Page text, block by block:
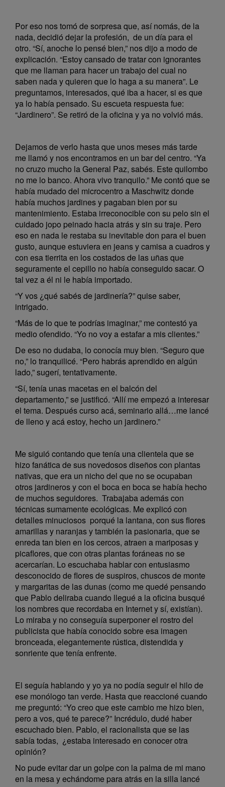
Por eso nos tomó de sorpresa que, así nomás, de la
nada, decidió dejar la profesión, de un día para el
otro. “Sí, anoche lo pensé bien,” nos dijo a modo de
explicación. “Estoy cansado de tratar con ignorantes
que me llaman para hacer un trabajo del cual no
saben nada y quieren que lo haga a su manera”. Le
preguntamos, interesados, qué iba a hacer, si es que
ya lo había pensado. Su escueta respuesta fue:
“Jardinero”. Se retiró de la oficina y ya no volvió más.
Dejamos de verlo hasta que unos meses más tarde
me llamó y nos encontramos en un bar del centro. “Ya
no cruzo mucho la General Paz, sabés. Este quilombo
no me lo banco. Ahora vivo tranquilo.” Me contó que se
había mudado del microcentro a Maschwitz donde
había muchos jardines y pagaban bien por su
mantenimiento. Estaba irreconocible con su pelo sin el
cuidado jopo peinado hacia atrás y sin su traje. Pero
eso en nada le restaba su inevitable don para el buen
gusto, aunque estuviera en jeans y camisa a cuadros y
con esa tierrita en los costados de las uñas que
seguramente el cepillo no había conseguido sacar. O
tal vez a él ni le había importado.
“Y vos ¿qué sabés de jardinería?” quise saber,
intrigado.
“Más de lo que te podrías imaginar,” me contestó ya
medio ofendido. “Yo no voy a estafar a mis clientes.”
De eso no dudaba, lo conocía muy bien. “Seguro que
no,” lo tranquilicé. “Pero habrás aprendido en algún
lado,” sugerí, tentativamente.
“Sí, tenía unas macetas en el balcón del
departamento,” se justificó. “Allí me empezó a interesar
el tema. Después curso acá, seminario allá…me lancé
de lleno y acá estoy, hecho un jardinero.”
Me siguió contando que tenía una clientela que se
hizo fanática de sus novedosos diseños con plantas
nativas, que era un nicho del que no se ocupaban
otros jardineros y con el boca en boca se había hecho
de muchos seguidores. Trabajaba además con
técnicas sumamente ecológicas. Me explicó con
detalles minuciosos porqué la lantana, con sus flores
amarillas y naranjas y también la pasionaria, que se
enreda tan bien en los cercos, atraen a mariposas y
picaflores, que con otras plantas foráneas no se
acercarían. Lo escuchaba hablar con entusiasmo
desconocido de flores de suspiros, chuscos de monte
y margaritas de las dunas (como me quedé pensando
que Pablo deliraba cuando llegué a la oficina busqué
los nombres que recordaba en Internet y sí, existían).
Lo miraba y no conseguía superponer el rostro del
publicista que había conocido sobre esa imagen
bronceada, elegantemente rústica, distendida y
sonriente que tenía enfrente.
El seguía hablando y yo ya no podía seguir el hilo de
ese monólogo tan verde. Hasta que reaccioné cuando
me preguntó: “Yo creo que este cambio me hizo bien,
pero a vos, qué te parece?” Incrédulo, dudé haber
escuchado bien. Pablo, el racionalista que se las
sabía todas, ¿estaba interesado en conocer otra
opinión?
No pude evitar dar un golpe con la palma de mi mano
en la mesa y echándome para atrás en la silla lancé